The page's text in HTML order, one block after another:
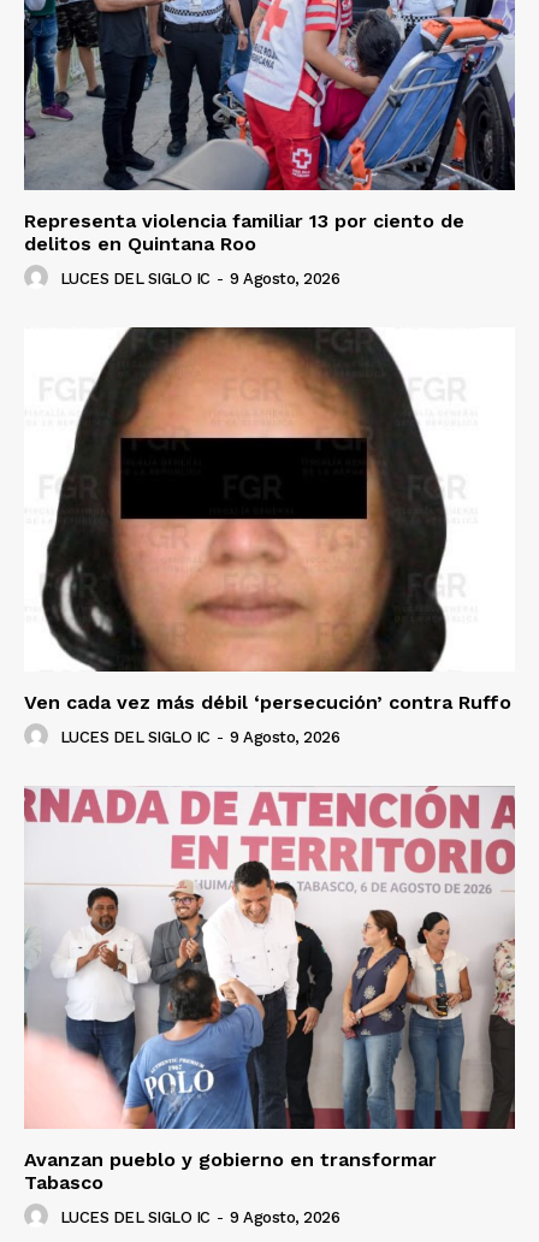
Representa violencia familiar 13 por ciento de
delitos en Quintana Roo
LUCES DEL SIGLO IC - 9 Agosto, 2026
Ven cada vez más débil ‘persecución’ contra Ruffo
LUCES DEL SIGLO IC - 9 Agosto, 2026
Avanzan pueblo y gobierno en transformar
Tabasco
LUCES DEL SIGLO IC - 9 Agosto, 2026